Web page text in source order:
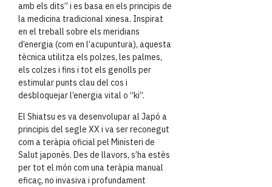
amb els dits” i es basa en els principis de
la medicina tradicional xinesa. Inspirat
en el treball sobre els meridians
d’energia (com en l’acupuntura), aquesta
tècnica utilitza els polzes, les palmes,
els colzes i fins i tot els genolls per
estimular punts clau del cos i
desbloquejar l’energia vital o “ki”.
El Shiatsu es va desenvolupar al Japó a
principis del segle XX i va ser reconegut
com a teràpia oficial pel Ministeri de
Salut japonès. Des de llavors, s’ha estès
per tot el món com una teràpia manual
eficaç, no invasiva i profundament